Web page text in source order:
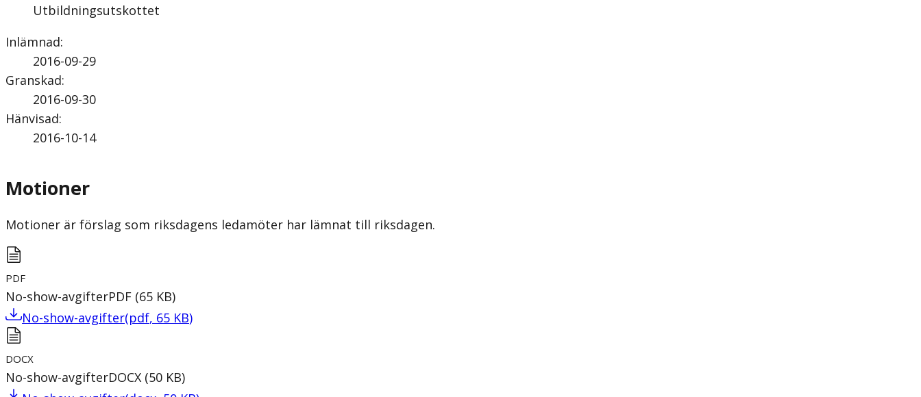
Utbildningsutskottet
Inlämnad:
2016-09-29
Granskad:
2016-09-30
Hänvisad:
2016-10-14
Motioner
Motioner är förslag som riksdagens ledamöter har lämnat till riksdagen.
PDF
No-show-avgifterPDF (65 KB)
No-show-avgifter(pdf, 65 KB)
DOCX
No-show-avgifterDOCX (50 KB)